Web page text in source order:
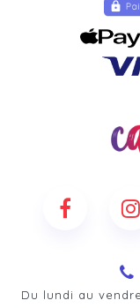
Du lundi au